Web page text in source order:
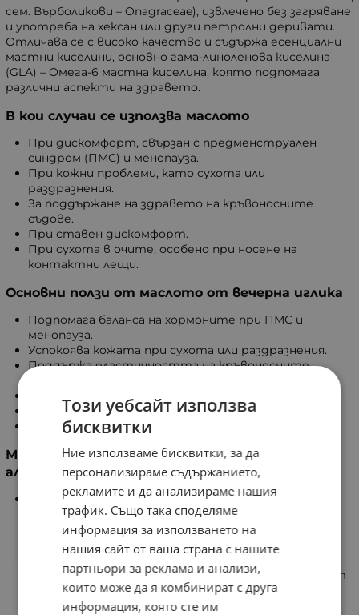
сем. Върболикови – Onagraceae), извлечено без загряване
и употреба на хексан или други петролни деривати.
Отличава се с високо качество и съдържа есенциални
мастни киселини, основно гама-линоленова киселина
(GLA) – Омега-6 мастна киселина, която подпомага
различни аспекти на здравето.
В кои случаи се използва маслото
При дискомфорт, свързан с предменструален
синдром (ПМС) и менопауза.
При кожни проблеми, като сухота или
раздразнения.
За поддържане на здравето на кръвоносните
съдове.
При ставен дискомфорт.
При сухота в очите, особено при носене на
контактни лещи.
Основни ползи от маслото от вечерна иглика
Подпомага баланса на хормоните при ПМС и
менопауза.
Успокоява кожата при сухота или раздразнения.
Поддържа еластичността на кръвоносните
Допринася за нормални нива на холестерола.
Облекчава дискомфорта в ставите.
Намалява усещането за сухота в очите.
Масло от вечерна иглика и подкрепа при
алкохолизъм
В аюрведичната традиция маслото от вечерна
иглика се използва като помощно средство при
отказване от алкохол. Смята се, че то подпомага
възстановяването на чернодробните функции
след прекратяване на алкохолната консумация. За
по-добър ефект може да се комбинира с екстракт
от кудзу, билка, известна с потенциала си да
намалява желанието за алкохол.
Този уебсайт използва
бисквитки
Ние използваме бисквитки, за да
персонализираме съдържанието,
рекламите и да анализираме нашия
трафик. Също така споделяме
информация за използването на
нашия сайт от ваша страна с нашите
партньори за реклама и анализи,
които може да я комбинират с друга
информация, която сте им